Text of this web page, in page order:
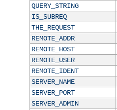
QUERY_STRING
IS_SUBREQ
THE_REQUEST
REMOTE_ADDR
REMOTE_HOST
REMOTE_USER
REMOTE_IDENT
SERVER_NAME
SERVER_PORT
SERVER_ADMIN